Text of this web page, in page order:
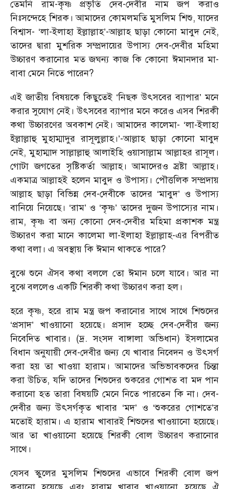
তেমনি রাম-কৃষ্ণ প্রভৃতি দেব-দেবীর নাম জপ করাও
নিঃসন্দেহে শিরক। আমাদের কোমলমতি মুসলিম শিশু, যাদের
বিশ্বাস- ‘লা-ইলাহা ইল্লাল্লাহ’-আল্লাহ ছাড়া কোনো মাবুদ নেই,
তাদের দ্বারা মুশরিক সম্প্রদায়ের উপাস্য দেব-দেবীর মহিমা
উচ্চারণ করানোর মত জঘন্য কাজ কি কোনো ঈমানদার মা-
বাবা মেনে নিতে পারেন?
এই জাতীয় বিষয়কে কিছুতেই ‘নিছক উৎসবের ব্যাপার’ মনে
করার সুযোগ নেই। উৎসবের ব্যাপার মনে করেও এসব শিরকী
কথা উচ্চারণের অবকাশ নেই। আমাদের কালেমা- ‘লা-ইলাহা
ইল্লাল্লাহু মুহাম্মাদুর রাসূলুল্লাহ।’-আল্লাহ ছাড়া কোনো মাবুদ
নেই, মুহাম্মাদ সাল্লাল্লাহু আলাইহি ওয়াসাল্লাম আল্লাহর রাসূল।
গোটা জগতের সৃষ্টিকর্তা আল্লাহ। আমাদেরও স্রষ্টা আল্লাহ।
একমাত্র আল্লাহই হলেন মাবুদ ও উপাস্য। পৌত্তলিক সম্প্রদায়
আল্লাহ ছাড়া বিভিন্ন দেব-দেবীকে তাদের ‘মাবুদ’ ও উপাস্য
বানিয়ে নিয়েছে। ‘রাম’ ও ‘কৃষ্ণ’ তাদের দুজন উপাস্যের নাম।
রাম, কৃষ্ণ বা অন্য কোনো দেব-দেবীর মহিমা প্রকাশক মন্ত্র
উচ্চারণ করা মানে কালেমা লা-ইলাহা ইল্লাল্লাহ-এর বিপরীত
কথা বলা। এ অবস্থায় কি ঈমান থাকতে পারে?
বুঝে শুনে ঐসব কথা বললে তো ঈমান চলে যাবে। আর না
বুঝে বললেও একটি শিরকী কথা উচ্চারণ করা হল।
হরে কৃষ্ণ, হরে রাম মন্ত্র জপ করানোর সাথে সাথে শিশুদের
‘প্রসাদ’ খাওয়ানো হয়েছে। প্রসাদ হচ্ছে দেব-দেবীর জন্য
নিবেদিত খাবার। (দ্র. সংসদ বাঙ্গালা অভিধান) ইসলামের
বিধান অনুযায়ী দেব-দেবীর জন্য যে খাবার নিবেদন ও উৎসর্গ
করা হয় তা খাওয়া হারাম। আমাদের অভিভাবকদের চিন্তা
করা উচিত, যদি তাদের শিশুদের শুকরের গোশত বা মদ পান
করানো হত তারা বিষয়টি মেনে নিতে পারতেন কি না। দেব-
দেবীর জন্য উৎসর্গকৃত খাবার ‘মদ’ ও ‘শুকরের গোশতে’র
মতোই হারাম। এ হারাম খাবারই শিশুদের খাওয়ানো হয়েছে।
আর তা খাওয়ানো হয়েছে শিরকী বোল উচ্চারণ করানোর
সাথে।
যেসব স্কুলের মুসলিম শিশুদের এভাবে শিরকী বোল জপ